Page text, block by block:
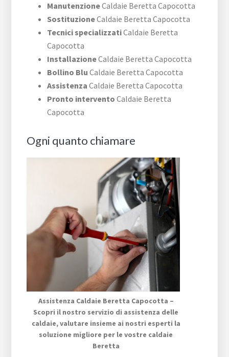
ManutenzioneCaldaie Beretta Capocotta
SostituzioneCaldaie Beretta Capocotta
Tecnici specializzatiCaldaie Beretta
Capocotta
InstallazioneCaldaie Beretta Capocotta
Bollino Blu Caldaie Beretta Capocotta
Assistenza Caldaie Beretta Capocotta
Pronto intervento Caldaie Beretta
Capocotta
Ogni quanto chiamare
Assistenza Caldaie Beretta Capocotta –
Scopri il nostro servizio di assistenza delle
caldaie, valutare insieme ai nostri esperti la
soluzione migliore per le vostre caldaie
Beretta